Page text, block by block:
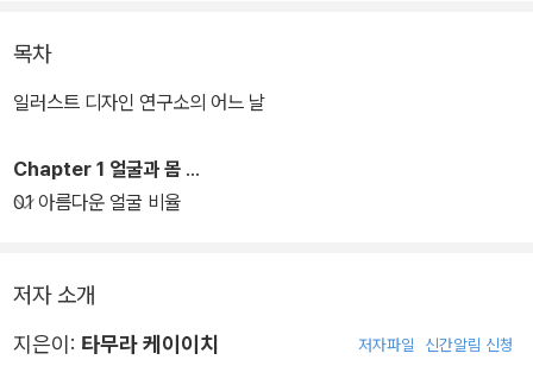
목차
일러스트 디자인 연구소의 어느 날
Chapter 1 얼굴과 몸
01 아름다운 얼굴 비율
저자 소개
지은이: 타무라 케이이치 저자파일 신간알림 신청